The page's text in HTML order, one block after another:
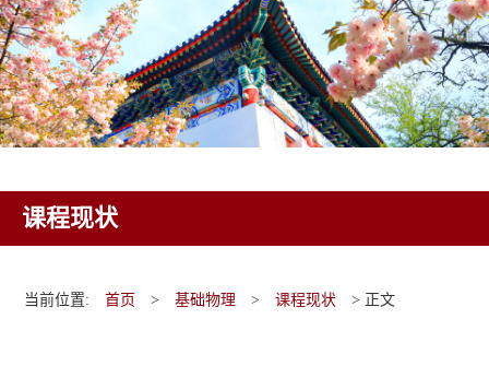
课程现状
当前位置: 首页 > 基础物理 > 课程现状 > 正文